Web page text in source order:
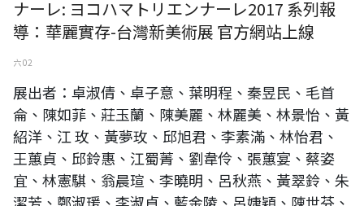
ナーレ: ヨコハマトリエンナーレ2017 系列報
導：華麗實存-台灣新美術展 官方網站上線
六 02
展出者：卓淑倩、卓子意、葉明程、秦昱民、毛首
侖、陳如菲、莊玉蘭、陳美麗、林麗美、林景怡、黃
紹洋、江 玫、黃夢玫、邱旭君、李素滿、林怡君、
王蕙貞、邱鈴惠、江蜀菁、劉韋伶、張蕙宴、蔡姿
宜、林憲騏、翁晨瑄、李曉明、呂秋燕、黃翠鈴、朱